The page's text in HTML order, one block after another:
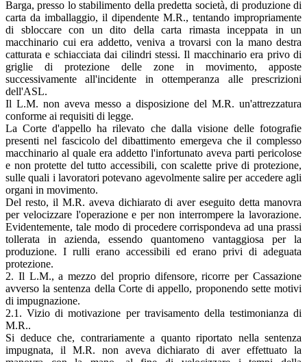
Barga, presso lo stabilimento della predetta società, di produzione di
carta da imballaggio, il dipendente M.R., tentando impropriamente
di sbloccare con un dito della carta rimasta inceppata in un
macchinario cui era addetto, veniva a trovarsi con la mano destra
catturata e schiacciata dai cilindri stessi. Il macchinario era privo di
griglie di protezione delle zone in movimento, apposte
successivamente all'incidente in ottemperanza alle prescrizioni
dell'ASL.
Il L.M. non aveva messo a disposizione del M.R. un'attrezzatura
conforme ai requisiti di legge.
La Corte d'appello ha rilevato che dalla visione delle fotografie
presenti nel fascicolo del dibattimento emergeva che il complesso
macchinario al quale era addetto l'infortunato aveva parti pericolose
e non protette del tutto accessibili, con scalette prive di protezione,
sulle quali i lavoratori potevano agevolmente salire per accedere agli
organi in movimento.
Del resto, il M.R. aveva dichiarato di aver eseguito detta manovra
per velocizzare l'operazione e per non interrompere la lavorazione.
Evidentemente, tale modo di procedere corrispondeva ad una prassi
tollerata in azienda, essendo quantomeno vantaggiosa per la
produzione. I rulli erano accessibili ed erano privi di adeguata
protezione.
2. Il L.M., a mezzo del proprio difensore, ricorre per Cassazione
avverso la sentenza della Corte di appello, proponendo sette motivi
di impugnazione.
2.1. Vizio di motivazione per travisamento della testimonianza di
M.R..
Si deduce che, contrariamente a quanto riportato nella sentenza
impugnata, il M.R. non aveva dichiarato di aver effettuato la